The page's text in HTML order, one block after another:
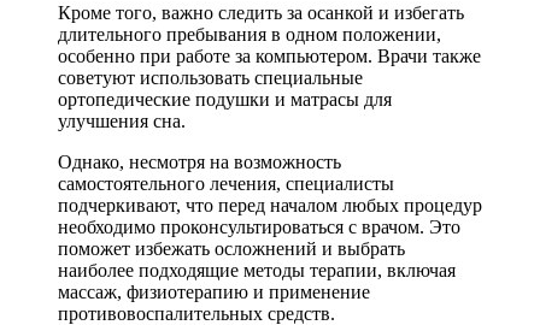
Кроме того, важно следить за осанкой и избегать
длительного пребывания в одном положении,
особенно при работе за компьютером. Врачи также
советуют использовать специальные
ортопедические подушки и матрасы для
улучшения сна.
Однако, несмотря на возможность
самостоятельного лечения, специалисты
подчеркивают, что перед началом любых процедур
необходимо проконсультироваться с врачом. Это
поможет избежать осложнений и выбрать
наиболее подходящие методы терапии, включая
массаж, физиотерапию и применение
противовоспалительных средств.